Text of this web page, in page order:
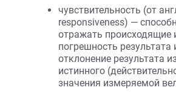
чувствительность (от
responsiveness) —
отражать происходящие
погрешность
отклонение результата
истинного
значения измеряемой